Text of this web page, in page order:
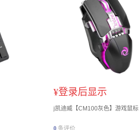
¥登录后显示
j凯迪威【CM100灰色】游戏鼠标
0 条评价